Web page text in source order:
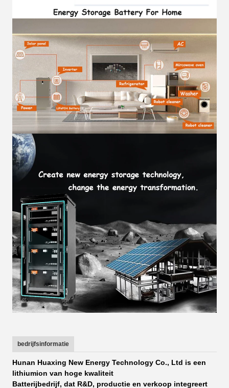
bedrijfsinformatie
Hunan Huaxing New Energy Technology Co., Ltd is een
lithiumion van hoge kwaliteit
Batterijbedrijf, dat R&D, productie en verkoop integreert